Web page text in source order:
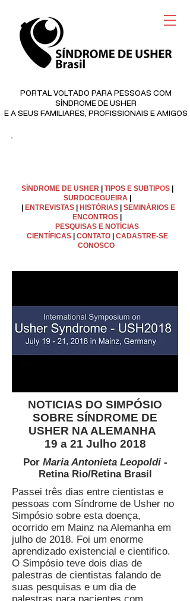
PORTAL VOLTADO PARA PESSOAS COM
SÍNDROME DE USHER
E A SEUS FAMILIARES, PROFISSIONAIS E AMIGOS
©
SÍNDROME DE USHER TIPOS E SUBTIPOS
SURDOCEGUEIRA
ENTREVISTAS HISTÓRIAS| SEMINÁRIOS E
ENCONTROS
PESQUISAS E NOTÍCIAS
CIENTÍFICAS
CONTATO
CADASTRE-SE
CONOSCO
NOTICIAS DO SIMPÓSIO
SOBRE SÍNDROME DE
USHER NA ALEMANHA
19 a 21 Julho 2018
Por Maria Antonieta Leopoldi-
Retina Rio/Retina Brasil
Passei três dias entre cientistas e
pessoas com Síndrome de Usher no
Simpósio sobre esta doença,
ocorrido em Mainz na Alemanha em
julho de 2018. Foi um enorme
aprendizado existencial e cientifico.
O Simpósio teve dois dias de
palestras de cientistas falando de
suas pesquisas e um dia de